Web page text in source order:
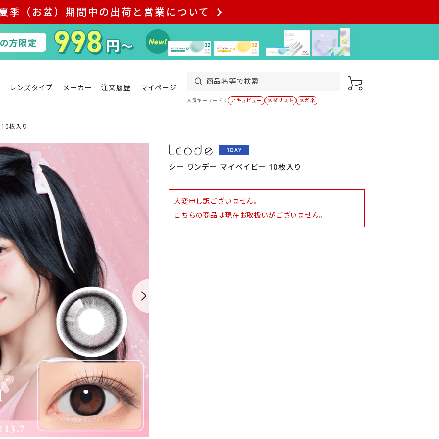
季（お盆）期間中の出荷と営業について
レンズタイプ メーカー 注文履歴 マイページ
人気キーワード： アキュビュー メダリスト メガネ
枚入り
シー ワンデー マイベイビー 10枚入り
大変申し訳ございません。
こちらの商品は現在お取扱いがございません。